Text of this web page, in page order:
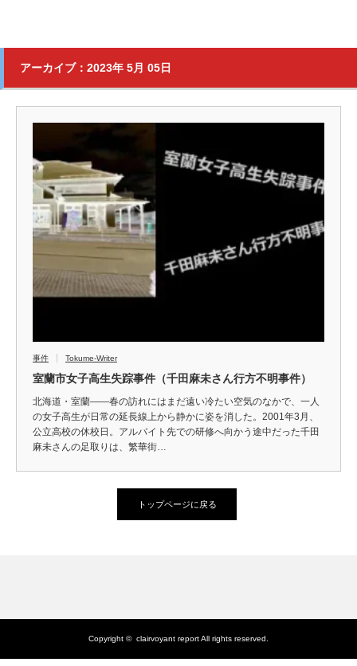
アーカイブ：2023年 5月 05日
事件 Tokume-Writer
室蘭市女子高生失踪事件（千田麻未さん行方不明事件）
北海道・室蘭――春の訪れにはまだ遠い冷たい空気のなかで、一人
の女子高生が日常の延長線上から静かに姿を消した。2001年3月、
公立高校の休校日。アルバイト先での研修へ向かう途中だった千田
麻未さんの足取りは、繁華街…
トップページに戻る
Copyright © clairvoyant reportAll rights reserved.